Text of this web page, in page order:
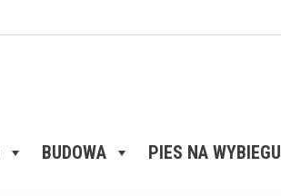
BUDOWA PIES NA WYBIEGU